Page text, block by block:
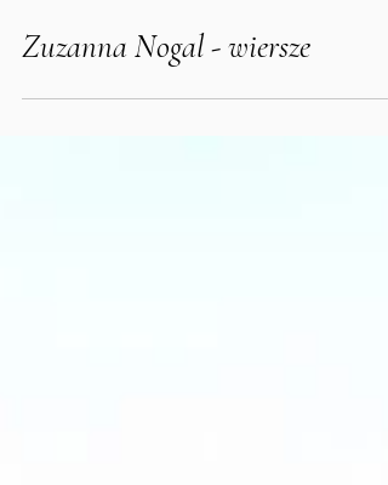
Zuzanna Nogal - wiersze